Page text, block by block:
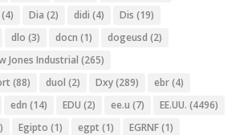
(4) Dia (2) didi (4) Dis (19)
dlo (3) docn (1) dogeusd (2)
Jones Industrial (265)
(88) duol (2) Dxy(289) ebr(4)
edn (14) EDU (2) ee.u (7) EE.UU. (4496)
Egipto (1) egpt (1) EGRNF(1)